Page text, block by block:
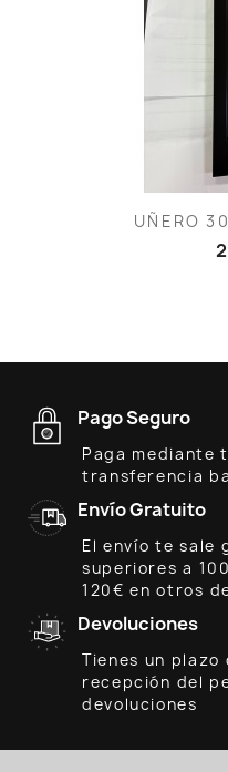
UÑERO
Pago Seguro
Paga mediante
transferencia
Envío Gratuito
El envío te sale
superiores a
120€ en otros
Devoluciones
Tienes un plazo
recepción del
devoluciones